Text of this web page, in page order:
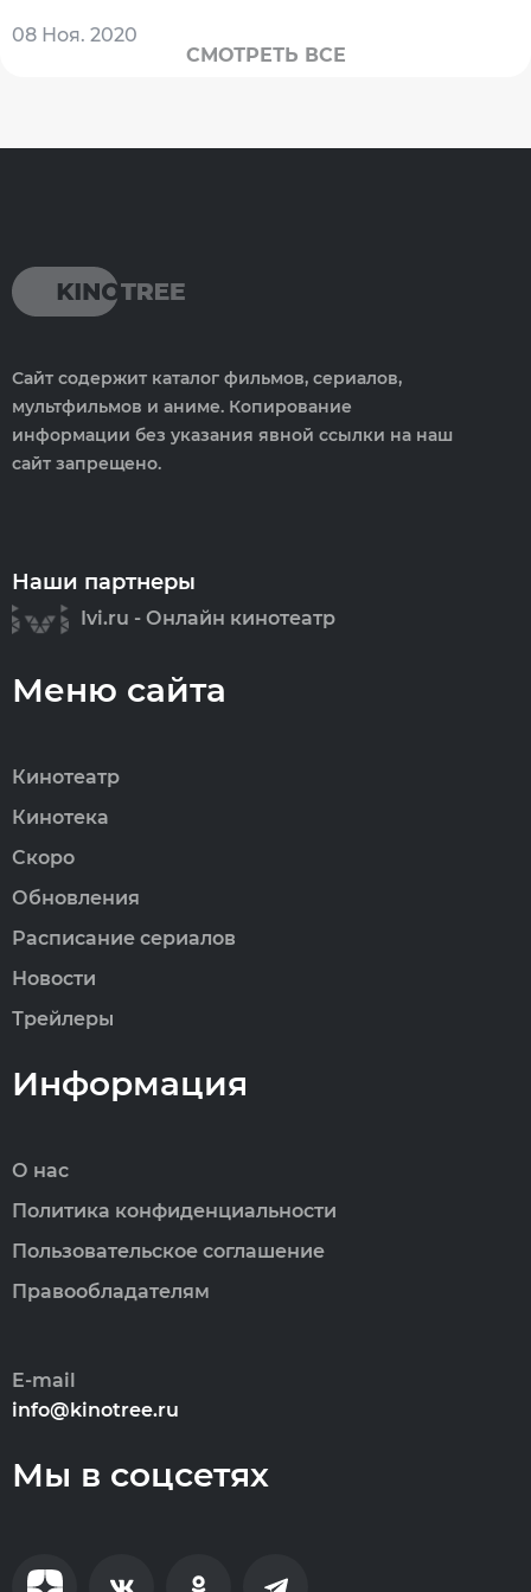
08 Ноя. 2020
СМОТРЕТЬ ВСЕ
Сайт содержит каталог фильмов, сериалов,
мультфильмов и аниме. Копирование
информации без указания явной ссылки на наш
сайт запрещено.
Наши партнеры
Ivi.ru - Онлайн кинотеатр
Меню сайта
Кинотеатр
Кинотека
Скоро
Обновления
Расписание сериалов
Новости
Трейлеры
Информация
О нас
Политика конфиденциальности
Пользовательское соглашение
Правообладателям
E-mail
info@kinotree.ru
Мы в соцсетях